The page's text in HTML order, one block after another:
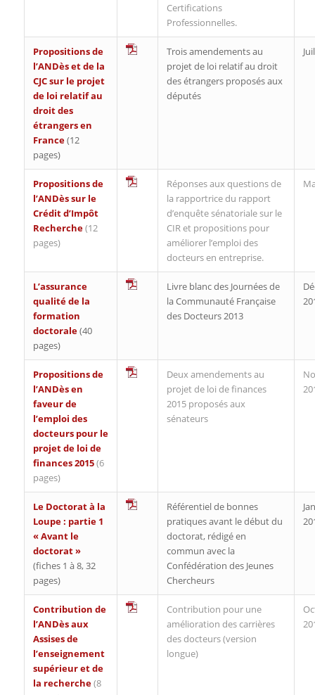
Certifications
Professionnelles.
Propositions de
l’ANDès et de la
CJC sur le projet
de loi relatif au
droit des
étrangers en
France(12
pages)
Trois amendements au
projet de loi relatif au droit
des étrangers proposés aux
députés
Propositions de
l’ANDès sur le
Crédit d’Impôt
Recherche(12
pages)
Réponses aux questions de
la rapportrice du rapport
d’enquête sénatoriale sur le
CIR et propositions pour
améliorer l’emploi des
docteurs en entreprise.
L’assurance
qualité de la
formation
doctorale(40
pages)
Livre blanc des Journées de
la Communauté Française
des Docteurs 2013
Propositions de
l’ANDès en
faveur de
l’emploi des
docteurs pour le
projet de loi de
finances 2015(6
pages)
Deux amendements au
projet de loi de finances
2015 proposés aux
sénateurs
Le Doctorat à la
Loupe : partie 1
« Avant le
doctorat »
(fiches 1 à 8, 32
pages)
Référentiel de bonnes
pratiques avant le début du
doctorat, rédigé en
commun avec la
Confédération des Jeunes
Chercheurs
Contribution de
l’ANDès aux
Assises de
l’enseignement
supérieur et de
la recherche(8
Contribution pour une
amélioration des carrières
des docteurs (version
longue)